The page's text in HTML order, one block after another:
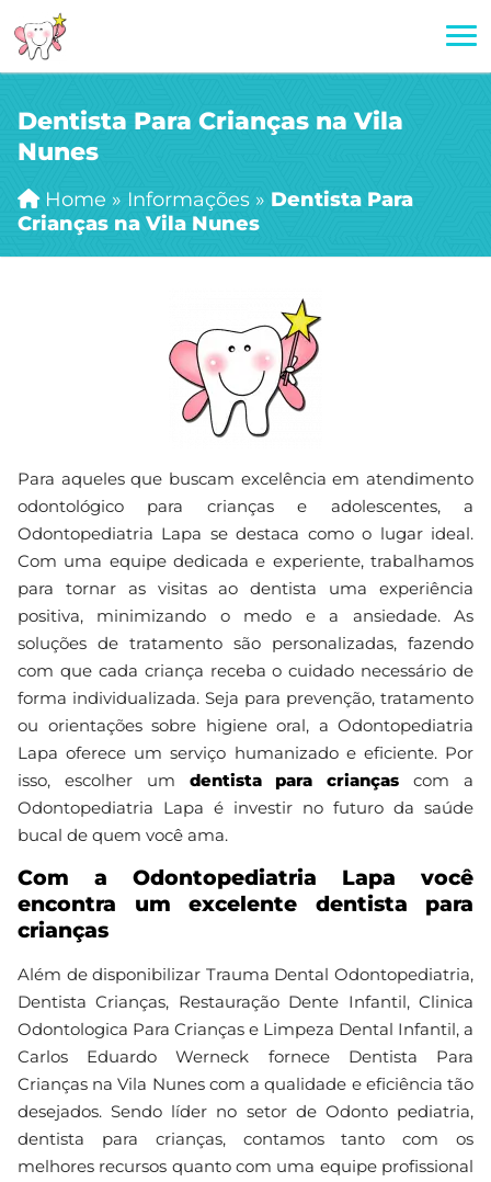
Dentista Para Crianças na Vila
Nunes
Home » Informações » Dentista Para
Crianças na Vila Nunes
Para aqueles que buscam excelência em atendimento
odontológico para crianças e adolescentes, a
Odontopediatria Lapa se destaca como o lugar ideal.
Com uma equipe dedicada e experiente, trabalhamos
para tornar as visitas ao dentista uma experiência
positiva, minimizando o medo e a ansiedade. As
soluções de tratamento são personalizadas, fazendo
com que cada criança receba o cuidado necessário de
forma individualizada. Seja para prevenção, tratamento
ou orientações sobre higiene oral, a Odontopediatria
Lapa oferece um serviço humanizado e eficiente. Por
isso, escolher um dentista para crianças com a
Odontopediatria Lapa é investir no futuro da saúde
bucal de quem você ama.
Com a Odontopediatria Lapa você
encontra um excelente dentista para
crianças
Além de disponibilizar Trauma Dental Odontopediatria,
Dentista Crianças, Restauração Dente Infantil, Clinica
Odontologica Para Crianças e Limpeza Dental Infantil, a
Carlos Eduardo Werneck fornece Dentista Para
Crianças na Vila Nunes com a qualidade e eficiência tão
desejados. Sendo líder no setor de Odonto pediatria,
dentista para crianças, contamos tanto com os
melhores recursos quanto com uma equipe profissional